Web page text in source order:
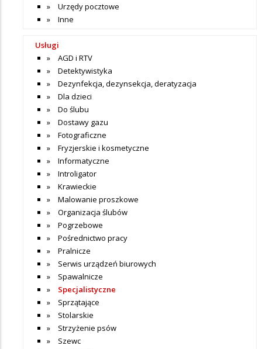
Urzędy pocztowe
Inne
Usługi
AGD i RTV
Detektywistyka
Dezynfekcja, dezynsekcja, deratyzacja
Dla dzieci
Do ślubu
Dostawy gazu
Fotograficzne
Fryzjerskie i kosmetyczne
Informatyczne
Introligator
Krawieckie
Malowanie proszkowe
Organizacja ślubów
Pogrzebowe
Pośrednictwo pracy
Pralnicze
Serwis urządzeń biurowych
Spawalnicze
Specjalistyczne
Sprzątające
Stolarskie
Strzyżenie psów
Szewc